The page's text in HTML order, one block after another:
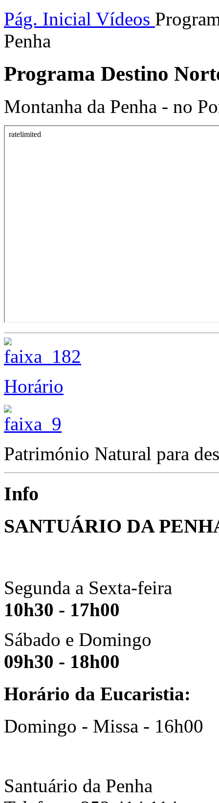
Pág. Inicial Vídeos
Penha
Programa Destino
Montanha da Penha - no
Horário
Património Natural para
Info
SANTUÁRIO DA
Segunda a Sexta-feira
10h30 - 17h00
Sábado e Domingo
09h30 - 18h00
Horário da Eucaristia:
Domingo - Missa - 16h00
Santuário da Penha